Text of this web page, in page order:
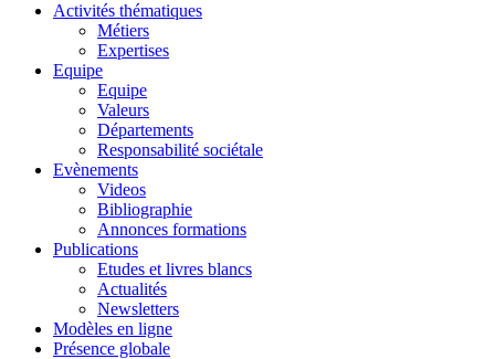
Activités thématiques
Métiers
Expertises
Equipe
Equipe
Valeurs
Départements
Responsabilité sociétale
Evènements
Videos
Bibliographie
Annonces formations
Publications
Etudes et livres blancs
Actualités
Newsletters
Modèles en ligne
Présence globale